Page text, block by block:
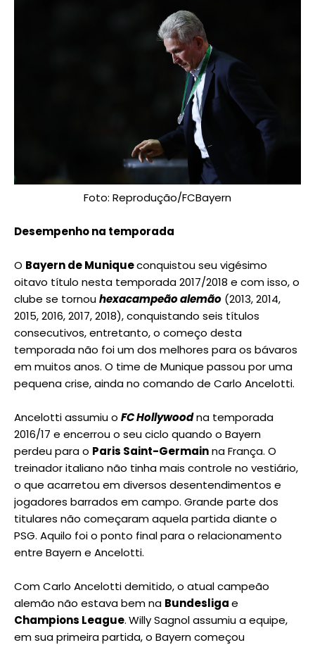
Foto: Reprodução/FCBayern
Desempenho na temporada
O Bayern de Muniqueconquistou seuvigésimo
oitavo título nesta temporada 2017/2018 e com isso, o
clube se tornouhexacampeão alemão (2013, 2014,
2015, 2016, 2017, 2018), conquistando seis títulos
consecutivos, entretanto, o começo desta
temporada não foi um dos melhores para os bávaros
em muitos anos. O time de Munique passou por uma
pequena crise, ainda no comando de Carlo Ancelotti.
Ancelotti assumiu o FC Hollywoodna temporada
2016/17 e encerrou o seu ciclo quando o Bayern
perdeu para o Paris Saint-Germainna França. O
treinador italiano não tinha mais controle no vestiário,
o que acarretou em diversos desentendimentos e
jogadores barrados em campo. Grande parte dos
titulares não começaram aquela partida diante o
PSG. Aquilo foi o ponto final para o relacionamento
entre Bayern e Ancelotti.
Com Carlo Ancelotti demitido, o atual campeão
alemão não estava bem na Bundesligae
Champions League.Willy Sagnol assumiu a equipe,
em sua primeira partida, o Bayern começou